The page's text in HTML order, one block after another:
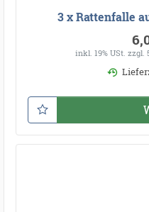
3 x Rattenfalle
inkl. 19% USt. zzgl.